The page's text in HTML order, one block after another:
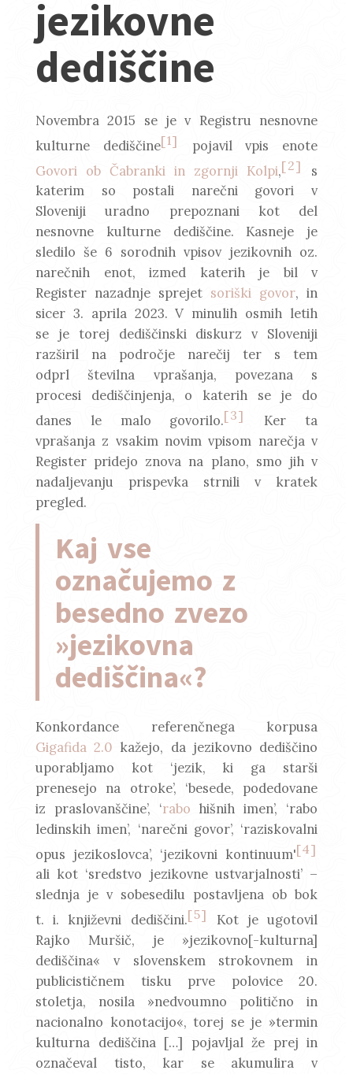
jezikovne
dediščine
Novembra 2015 se je v Registru nesnovne
kulturne dediščine[1]
pojavil vpis enote
Govori ob Čabranki in zgornji Kolpi,[2]
s
katerim so postali narečni govori v
Sloveniji uradno prepoznani kot del
nesnovne kulturne dediščine. Kasneje je
sledilo še 6 sorodnih vpisov jezikovnih oz.
narečnih enot, izmed katerih je bil v
Register nazadnje sprejet soriški govor, in
sicer 3. aprila 2023. V minulih osmih letih
se je torej dediščinski diskurz v Sloveniji
razširil na področje narečij ter s tem
odprl številna vprašanja, povezana s
procesi dediščinjenja, o katerih se je do
danes le malo govorilo.[3]
Ker ta
vprašanja z vsakim novim vpisom narečja v
Register pridejo znova na plano, smo jih v
nadaljevanju prispevka strnili v kratek
pregled.
Kaj vse
označujemo z
besedno zvezo
»jezikovna
dediščina«?
Konkordance referenčnega korpusa
Gigafida 2.0 kažejo, da jezikovno dediščino
uporabljamo kot ‘jezik, ki ga starši
prenesejo na otroke’, ‘besede, podedovane
iz praslovanščine’, ‘rabo hišnih imen’, ‘rabo
ledinskih imen’, ‘narečni govor’, ‘raziskovalni
opus jezikoslovca’, ‘jezikovni kontinuum'[4]
ali kot ‘sredstvo jezikovne ustvarjalnosti’ –
slednja je v sobesedilu postavljena ob bok
t. i. književni dediščini.[5]
Kot je ugotovil
Rajko Muršič, je »jezikovno[-kulturna]
dediščina« v slovenskem strokovnem in
publicističnem tisku prve polovice 20.
stoletja, nosila »nedvoumno politično in
nacionalno konotacijo«, torej se je »termin
kulturna dediščina […] pojavljal že prej in
označeval tisto, kar se akumulira v